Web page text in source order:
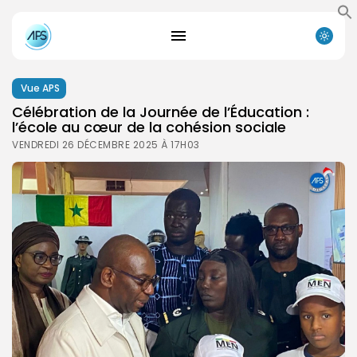
Vue APS
Célébration de la Journée de l’Éducation :
l’école au cœur de la cohésion sociale
VENDREDI 26 DÉCEMBRE 2025 À 17H03